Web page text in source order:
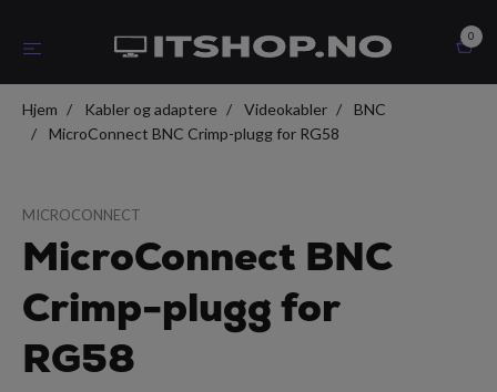
0
Hjem Kabler og adaptere Videokabler
BNC
MicroConnect BNC Crimp-plugg for RG58
MICROCONNECT
MicroConnect BNC
Crimp-plugg for
RG58